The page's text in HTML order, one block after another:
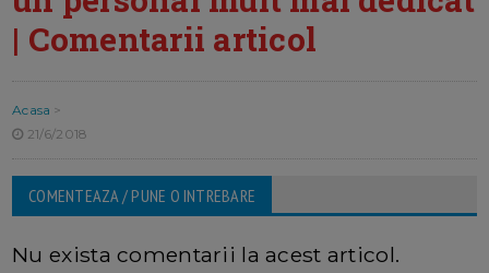
| Comentarii articol
Acasa >
21/6/2018
COMENTEAZA / PUNE O INTREBARE
Nu exista comentarii la acest articol.